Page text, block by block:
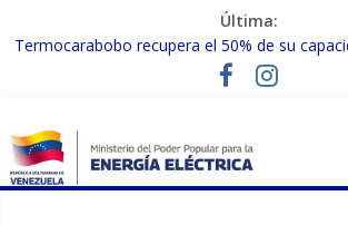
Última:
Termocarabobo recupera el 50% de su
MPPEE avanza en la recuperación de
Gobierno Nacional coordina acciones con el
fortalecer el SEN ante el «Súper Niño»
Inspeccionan trabajos de rehabilitación en